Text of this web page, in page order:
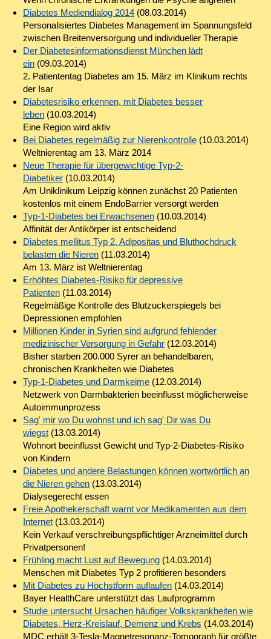
Diabetes Mediendialog 2014(08.03.2014)
Personalisiertes Diabetes Management im Spannungsfeld
zwischen Breitenversorgung und individueller Therapie
Der Diabetesinformationsdienst München lädt
ein(09.03.2014)
2. Patiententag Diabetes am 15. März im Klinikum rechts
der Isar
Diabetesrisiko erkennen, mit Diabetes besser
leben(10.03.2014)
Eine Region wird aktiv
Bei Diabetes regelmäßig zur Nierenkontrolle(10.03.2014)
Weltnierentag am 13. März 2014
Neue Therapie für übergewichtige Typ-2-
Diabetiker(10.03.2014)
Am Uniklinikum Leipzig können zunächst 20 Patienten
kostenlos mit einem EndoBarrier versorgt werden
Typ-1-Diabetes bei Erwachsenen(10.03.2014)
Affinität der Antikörper ist entscheidend
Diabetes mellitus Typ 2, Adipositas und Bluthochdruck
belasten die Nieren(11.03.2014)
Am 13. März ist Weltnierentag
Erhöhtes Diabetes-Risiko für depressive
Patienten(11.03.2014)
Regelmäßige Kontrolle des Blutzuckerspiegels bei
Depressionen empfohlen
Millionen Kinder in Syrien sind aufgrund fehlender
medizinischer Versorgung in Gefahr(12.03.2014)
Bisher starben 200.000 Syrer an behandelbaren,
chronischen Krankheiten wie Diabetes
Typ-1-Diabetes und Darmkeime(12.03.2014)
Netzwerk von Darmbakterien beeinflusst möglicherweise
Autoimmunprozess
Sag' mir wo Du wohnst und ich sag' Dir was Du
wiegst(13.03.2014)
Wohnort beeinflusst Gewicht und Typ-2-Diabetes-Risiko
von Kindern
Diabetes und andere Belastungen können wortwörtlich an
die Nieren gehen(13.03.2014)
Dialysegerecht essen
Freie Apothekerschaft warnt vor Medikamenten aus dem
Internet(13.03.2014)
Kein Verkauf verschreibungspflichtiger Arzneimittel durch
Privatpersonen!
Frühling macht Lust auf Bewegung(14.03.2014)
Menschen mit Diabetes Typ 2 profitieren besonders
Mit Diabetes zu Höchstform auflaufen(14.03.2014)
Bayer HealthCare unterstützt das Laufprogramm
Studie untersucht Ursachen häufiger Volkskrankheiten wie
Diabetes, Herz-Kreislauf, Demenz und Krebs (14.03.2014)
MDC erhält 3-Tesla-Magnetresonanz-Tomograph für größte